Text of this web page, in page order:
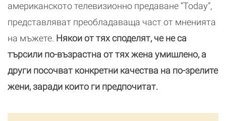
американското телевизионно предаване “Today”,
представляват преобладаваща част от мненията
на мъжете. Някои от тях споделят, че не са
търсили по-възрастна от тях жена умишлено, а
други посочват конкретни качества на по-зрелите
жени, заради които ги предпочитат.